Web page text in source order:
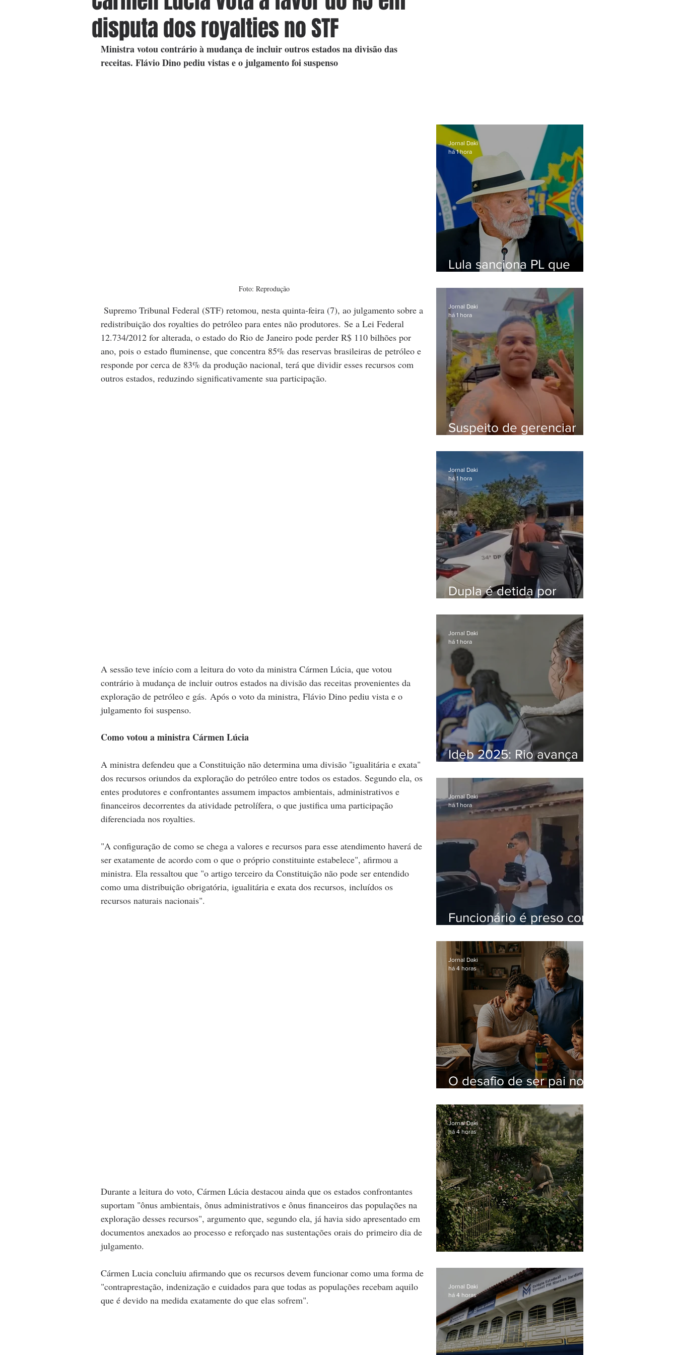
disputa dos royalties no STF
Ministra votou contrário à mudança de incluir outros estados na divisão das
receitas. Flávio Dino pediu vistas e o julgamento foi suspenso
Foto: Reprodução
Supremo Tribunal Federal (STF) retomou, nesta quinta-feira (7), ao julgamento sobre a
redistribuição dos royalties do petróleo para entes não produtores. Se a Lei Federal
12.734/2012 for alterada, o estado do Rio de Janeiro pode perder R$ 110 bilhões por
ano, pois o estado fluminense, que concentra 85% das reservas brasileiras de petróleo e
responde por cerca de 83% da produção nacional, terá que dividir esses recursos com
outros estados, reduzindo significativamente sua participação.
A sessão teve início com a leitura do voto da ministra Cármen Lúcia, que votou
contrário à mudança de incluir outros estados na divisão das receitas provenientes da
exploração de petróleo e gás. Após o voto da ministra, Flávio Dino pediu vista e o
julgamento foi suspenso.
Como votou a ministra Cármen Lúcia
A ministra defendeu que a Constituição não determina uma divisão "igualitária e exata"
dos recursos oriundos da exploração do petróleo entre todos os estados. Segundo ela, os
entes produtores e confrontantes assumem impactos ambientais, administrativos e
financeiros decorrentes da atividade petrolífera, o que justifica uma participação
diferenciada nos royalties.
"A configuração de como se chega a valores e recursos para esse atendimento haverá de
ser exatamente de acordo com o que o próprio constituinte estabelece", afirmou a
ministra. Ela ressaltou que "o artigo terceiro da Constituição não pode ser entendido
como uma distribuição obrigatória, igualitária e exata dos recursos, incluídos os
recursos naturais nacionais".
Durante a leitura do voto, Cármen Lúcia destacou ainda que os estados confrontantes
suportam "ônus ambientais, ônus administrativos e ônus financeiros das populações na
exploração desses recursos", argumento que, segundo ela, já havia sido apresentado em
documentos anexados ao processo e reforçado nas sustentações orais do primeiro dia de
julgamento.
Cármen Lucia concluiu afirmando que os recursos devem funcionar como uma forma de
"contraprestação, indenização e cuidados para que todas as populações recebam aquilo
que é devido na medida exatamente do que elas sofrem".
Lula sanciona PL que
digitais contra crianças
Jornal Daki
há 1 hora
Suspeito de gerenciar
após meses foragido
Jornal Daki
há 1 hora
Dupla é detida por
animais silvestres em
Bangu
Jornal Daki
há 1 hora
Ideb 2025: Rio avança
acima da média nacional
Jornal Daki
há 1 hora
Funcionário é preso com
do Hospital do Andaraí
Jornal Daki
há 1 hora
O desafio de ser pai no
Jornal Daki
há 4 horas
Jornal Daki
há 4 horas
Jornal Daki
há 4 horas